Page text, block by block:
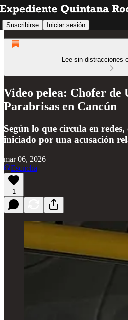
Suscribirse Iniciar sesión
Lee sin distracciones
Video pelea: Chofer de
Parabrisas en Cancún
Según lo que circula en
iniciado por una acusación
mar 06, 2026
Escucha
1